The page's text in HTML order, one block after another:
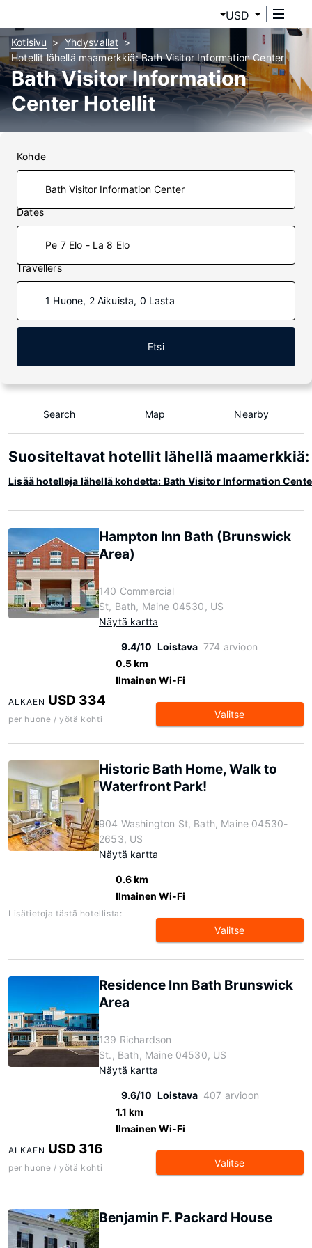
USD
Kotisivu
Yhdysvallat
Hotellit lähellä maamerkkiä: Bath Visitor Information Center
Bath Visitor Information
Center Hotellit
Kohde
Dates
Pe 7 Elo - La 8 Elo
Travellers
1 Huone, 2 Aikuista, 0 Lasta
Etsi
Search Map Nearby
Suositeltavat hotellit lähellä
Lisää hotelleja lähellä kohdetta: Bath Visitor Information
Hampton Inn Bath (Brunswick
Area)
140 Commercial
St, Bath, Maine 04530, US
Näytä kartta
9.4/10 Loistava 774 arvioon
0.5 km
Ilmainen Wi-Fi
ALKAEN USD 334
per huone / yötä kohti Valitse
Historic Bath Home, Walk to
Waterfront Park!
904 Washington St, Bath, Maine 04530-
2653, US
Näytä kartta
0.6 km
Ilmainen Wi-Fi
Lisätietoja tästä hotellista:
Valitse
Residence Inn Bath Brunswick
Area
139 Richardson
St., Bath, Maine 04530, US
Näytä kartta
9.6/10 Loistava 407 arvioon
1.1 km
Ilmainen Wi-Fi
ALKAEN USD 316
per huone / yötä kohti Valitse
Benjamin F. Packard House